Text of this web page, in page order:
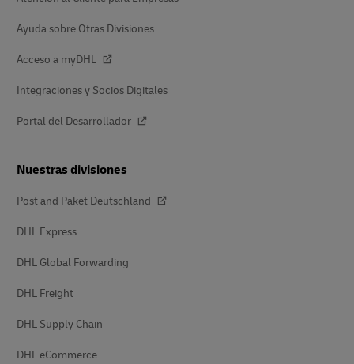
Ayuda sobre Otras Divisiones
Acceso a myDHL
Integraciones y Socios Digitales
Portal del Desarrollador
Nuestras divisiones
Post and Paket Deutschland
DHL Express
DHL Global Forwarding
DHL Freight
DHL Supply Chain
DHL eCommerce